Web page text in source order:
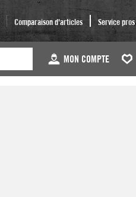
Comparaison d'articles Service pros
MON COMPTE